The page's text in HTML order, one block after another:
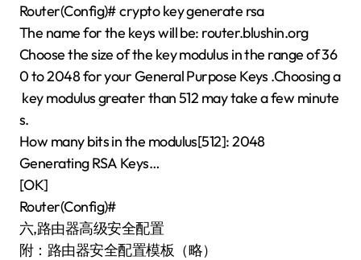
Router(Config)# crypto key generate rsa
The name for the keys will be: router.blushin.org
Choose the size of the key modulus in the range of 36
0 to 2048 for your General Purpose Keys .Choosing a
key modulus greater than 512 may take a few minute
s.
How many bits in the modulus[512]: 2048
Generating RSA Keys…
[OK]
Router(Config)#
六,路由器高级安全配置
附：路由器安全配置模板（略）